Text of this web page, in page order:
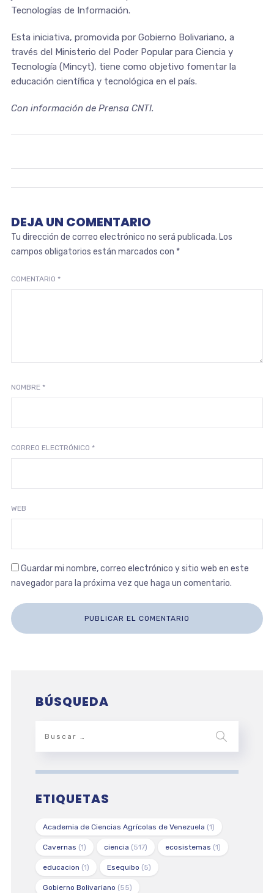
Tecnologías de Información.
Esta iniciativa, promovida por Gobierno Bolivariano, a
través del Ministerio del Poder Popular para Ciencia y
Tecnología (Mincyt), tiene como objetivo fomentar la
educación científica y tecnológica en el país.
Con información de Prensa CNTI.
DEJA UN COMENTARIO
Tu dirección de correo electrónico no será publicada. Los
campos obligatorios están marcados con *
COMENTARIO *
NOMBRE *
CORREO ELECTRÓNICO *
WEB
Guardar mi nombre, correo electrónico y sitio web en este
navegador para la próxima vez que haga un comentario.
BÚSQUEDA
ETIQUETAS
Academia de Ciencias Agrícolas de Venezuela (1)
Cavernas (1) ciencia (517) ecosistemas (1)
educacion (1) Esequibo (5)
Gobierno Bolivariano (55)